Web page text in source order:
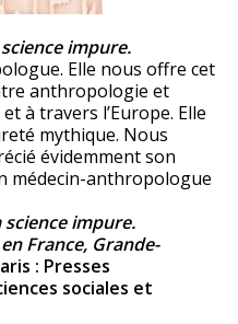
impure.
Elle nous offre cet
anthropologie et
à travers l’Europe. Elle
mythique. Nous
évidemment son
médecin-anthropologue
science impure.
France, Grande-
: Presses
sociales et